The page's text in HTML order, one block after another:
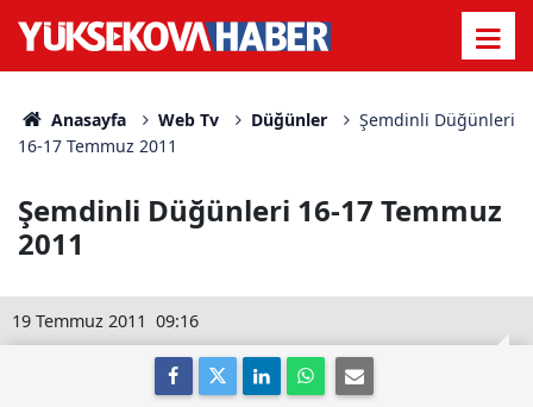
Anasayfa Web Tv Düğünler
Şemdinli Düğünleri
16-17 Temmuz 2011
Şemdinli Düğünleri 16-17 Temmuz
2011
09:16
19 Temmuz 2011